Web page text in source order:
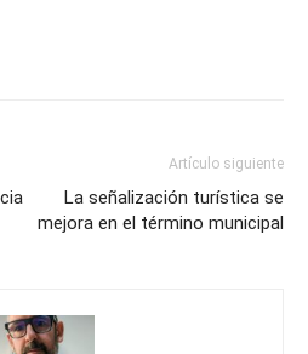
Artículo siguiente
La señalización turística se
mejora en el término municipal